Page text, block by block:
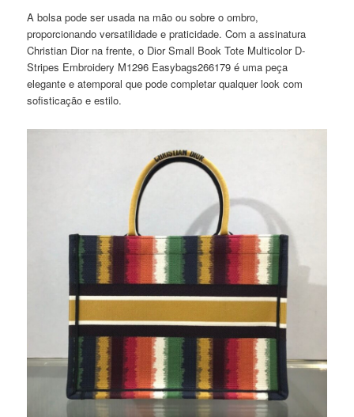
A bolsa pode ser usada na mão ou sobre o ombro,
proporcionando versatilidade e praticidade. Com a assinatura
Christian Dior na frente, o Dior Small Book Tote Multicolor D-
Stripes Embroidery M1296 Easybags266179 é uma peça
elegante e atemporal que pode completar qualquer look com
sofisticação e estilo.